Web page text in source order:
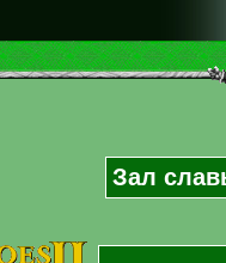
Зал